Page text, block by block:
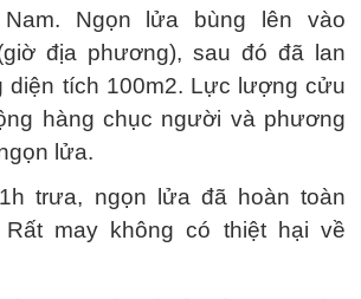
Ngọn lửa bùng lên vào
địa phương), sau đó đã lan
diện tích 100m2. Lực lượng cửu
hàng chục người và phương
lửa.
trưa, ngọn lửa đã hoàn toàn
may không có thiệt hại về